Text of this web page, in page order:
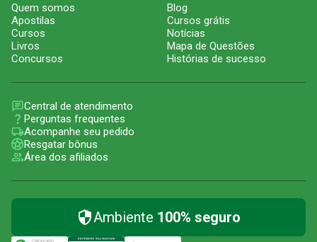
Quem somos
Apostilas
Cursos
Livros
Concursos
Blog
Cursos grátis
Notícias
Mapa de Questões
Histórias de sucesso
Central de atendimento
Perguntas frequentes
Acompanhe seu pedido
Resgatar bônus
Área dos afiliados
Ambiente 100% seguro